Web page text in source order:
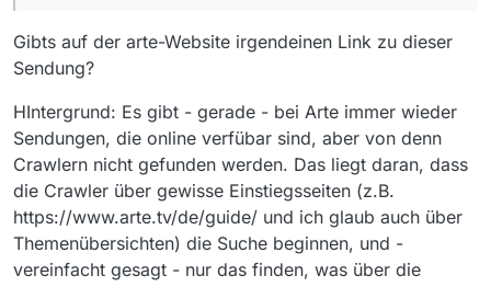
Gibts auf der arte-Website irgendeinen Link zu dieser
Sendung?
HIntergrund: Es gibt - gerade - bei Arte immer wieder
Sendungen, die online verfübar sind, aber von denn
Crawlern nicht gefunden werden. Das liegt daran, dass
die Crawler über gewisse Einstiegsseiten (z.B.
https://www.arte.tv/de/guide/ und ich glaub auch über
Themenübersichten) die Suche beginnen, und -
vereinfacht gesagt - nur das finden, was über die